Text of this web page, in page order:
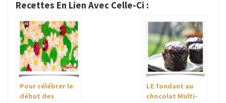
Recettes En Lien Avec Celle-Ci :
Pour célébrer le
début des
LE fondant au
chocolat Multi-